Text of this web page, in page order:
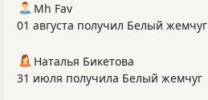
Mh Fav
01 августа получил Белый жемчуг
Наталья Бикетова
31 июля получила Белый жемчуг